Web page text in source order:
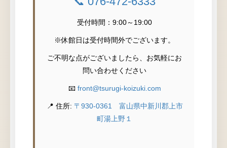
受付時間：9:00～19:00
※休館日は受付時間外でございます。
ご不明な点がございましたら、お気軽にお
問い合わせください
📧 front@tsurugi-koizuki.com
📍 住所: 〒930-0361 富山県中新川郡上市
町湯上野１